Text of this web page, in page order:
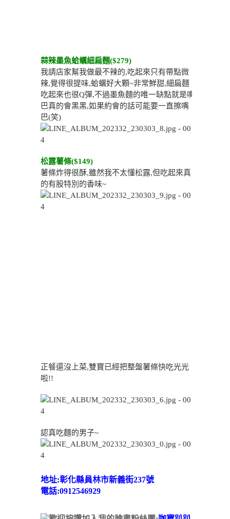
蒜辣墨魚蛤蠣細扁麵($279)
我請店家幫我做最不辣的,吃起來只有帶點微
辣,覺得很提味,蛤蠣好大顆~非常鮮甜,細扁麵
吃起來也很Q彈,不過墨魚麵的唯一缺點就是嘴
巴真的會黑黑,如果約會的話可能要一直擦嘴
巴(笑)
松露薯條($149)
薯條炸得很酥,雖然我不太懂松露,但吃起來真
的有股特別的香味~
正餐還沒上菜,雙寶已經把整盤薯條快吃光光
啦!!
認真吃麵的男子~
地址:彰化縣員林市新義街237號
電話:0912546929